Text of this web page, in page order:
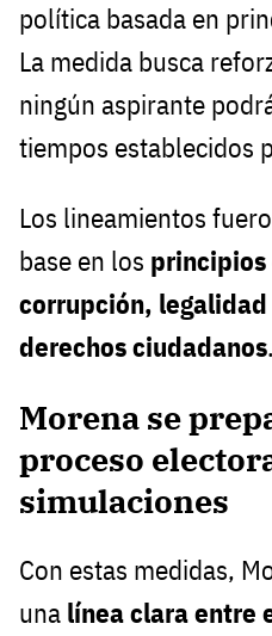
política basada en
La medida busca
ningún aspirante
tiempos establecidos
Los lineamientos
base en los
corrupción,
derechos ciudadanos.
Morena se
proceso
simulaciones
Con estas medidas,
una línea clara entre